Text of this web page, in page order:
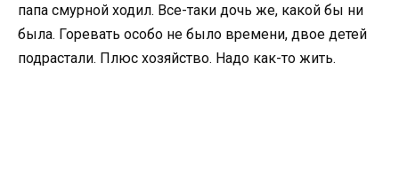
папа смурной ходил. Все-таки дочь же, какой бы ни
была. Горевать особо не было времени, двое детей
подрастали. Плюс хозяйство. Надо как-то жить.